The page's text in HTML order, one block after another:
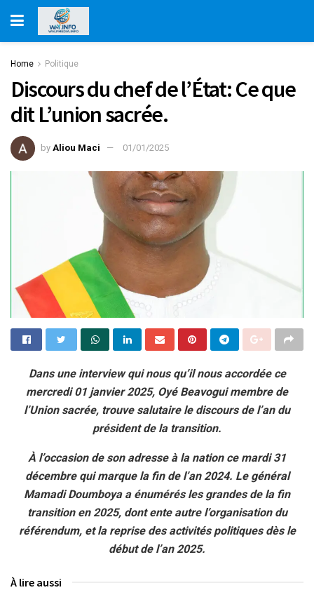
Home Politique
Discours du chef de l’État: Ce que
dit L’union sacrée.
by Aliou Maci 01/01/2025
Dans une interview qui nous qu’il nous accordée ce
mercredi 01 janvier 2025, Oyé Beavogui membre de
l’Union sacrée, trouve salutaire le discours de l’an du
président de la transition.
À l’occasion de son adresse à la nation ce mardi 31
décembre qui marque la fin de l’an 2024. Le général
Mamadi Doumboya a énumérés les grandes de la fin
transition en 2025, dont ente autre l’organisation du
référendum, et la reprise des activités politiques dès le
début de l’an 2025.
À lire aussi